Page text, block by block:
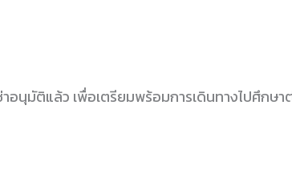
นุมัติแล้ว เพื่อเตรียมพร้อมการเดินทางไปศึกษ